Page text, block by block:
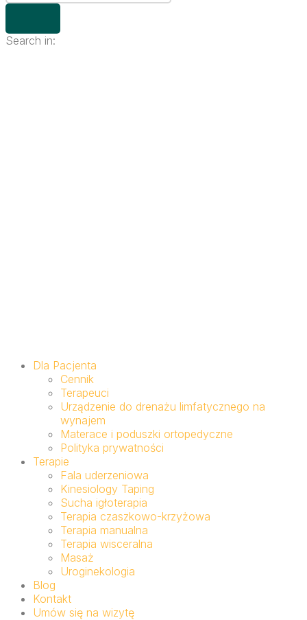
Search in:
Dla Pacjenta
Cennik
Terapeuci
Urządzenie do drenażu limfatycznego na
wynajem
Materace i poduszki ortopedyczne
Polityka prywatności
Terapie
Fala uderzeniowa
Kinesiology Taping
Sucha igłoterapia
Terapia czaszkowo-krzyżowa
Terapia manualna
Terapia wisceralna
Masaż
Uroginekologia
Blog
Kontakt
Umów się na wizytę